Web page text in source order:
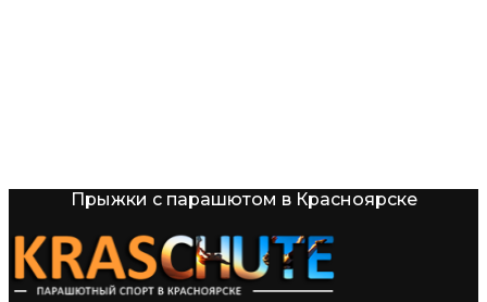
Прыжки с парашютом в Красноярске